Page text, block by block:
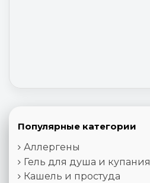
Популярные категории
Аллергены
Гель для душа и купания
Кашель и простуда